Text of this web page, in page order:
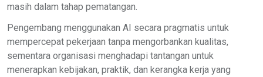
masih dalam tahap pematangan.
Pengembang menggunakan AI secara pragmatis untuk
mempercepat pekerjaan tanpa mengorbankan kualitas,
sementara organisasi menghadapi tantangan untuk
menerapkan kebijakan, praktik, dan kerangka kerja yang